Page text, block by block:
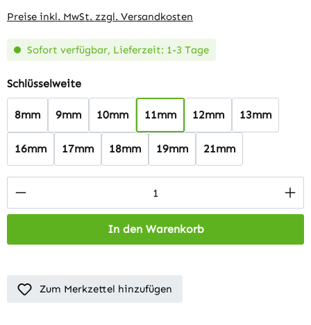
Preise inkl. MwSt. zzgl. Versandkosten
Sofort verfügbar, Lieferzeit: 1-3 Tage
Schlüsselweiteauswählen
8mm 9mm 10mm 11mm 12mm 13mm
16mm 17mm 18mm 19mm 21mm
Produkt Anzahl: Gib den gewünschten
In den Warenkorb
Zum Merkzettel hinzufügen